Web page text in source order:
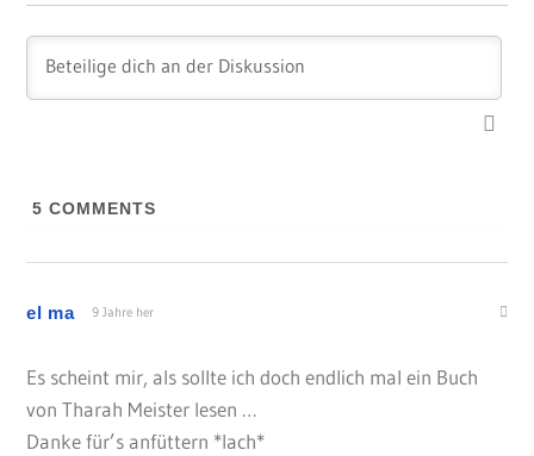
5 COMMENTS
el ma 9 Jahre her
Es scheint mir, als sollte ich doch endlich mal ein Buch
von Tharah Meister lesen …
Danke für’s anfüttern *lach*